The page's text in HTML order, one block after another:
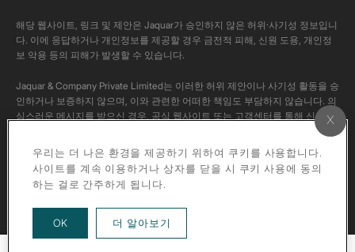
해당 웹사이트, 링크 및 제안은 Jaquar가 승인하지 않은 허위·사기성 정보입니
다. 이에 응답하거나 개인정보를 제공할 경우 금전적 피해, 신원 도용, 개인정
보 악용 등의 피해가 발생할 수 있습니다.
Jaquar & Company Private Limited는 이러한 허위 제안이나 사기성 활동을 승
인하거나 보증하지 않으며, 이와 관련한 어떠한 책임도 부담하지 않습니다. 의
심스러운 메시지를 받으신 경우, 공식 웹사이트 또는 고객센터를 통해 신고해
본 채널의 모든 콘텐츠는 Jaquar의 공식 콘텐츠입니다. 저작권법에 따라 해당
영상을 개인 계정에 다운로드하거나 재업로드하는 행위는 엄격히 금지됩니다.
우리는 더 나은 환경을 제공하기 위하여 쿠키를 사용합니다.
사이트를 계속 이용하거나 상자를 닫을 시 쿠키 사용에 동의
하는 걸로 간주하게 됩니다.
OK 더 알아보기